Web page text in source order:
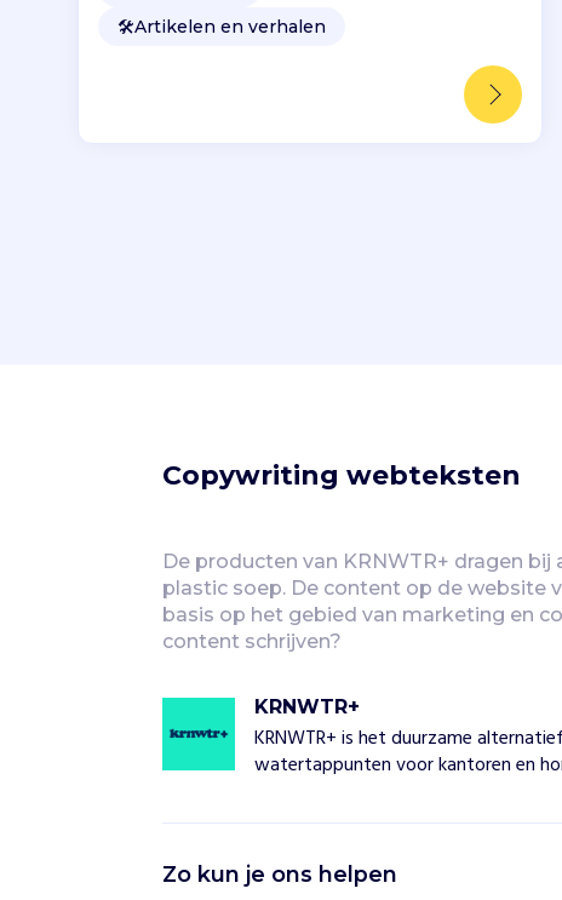
🛠️Artikelen en verhalen
Copywriting webteksten
De producten van KRNWTR+ dragen
plastic soep. De content op de website
basis op het gebied van marketing en
content schrijven?
KRNWTR+
KRNWTR+ is het duurzame
watertappunten voor kantoren en
R
Zo kun je ons helpen